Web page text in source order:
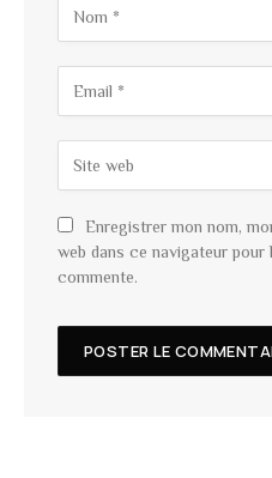
Enregistrer mon nom,
web dans ce navigateur pour
commente.